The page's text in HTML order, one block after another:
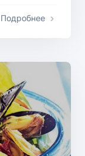
Подробнее